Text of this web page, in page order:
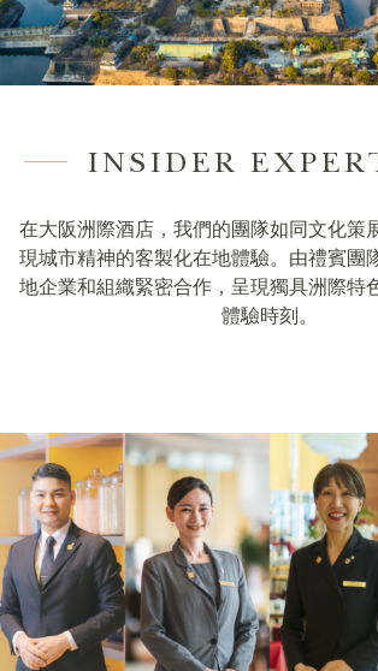
INSIDER
在大阪洲際酒店，我們的團隊如同文化策
現城市精神的客製化在地體驗。由禮賓團
地企業和組織緊密合作，呈現獨具洲際特
體驗時刻。